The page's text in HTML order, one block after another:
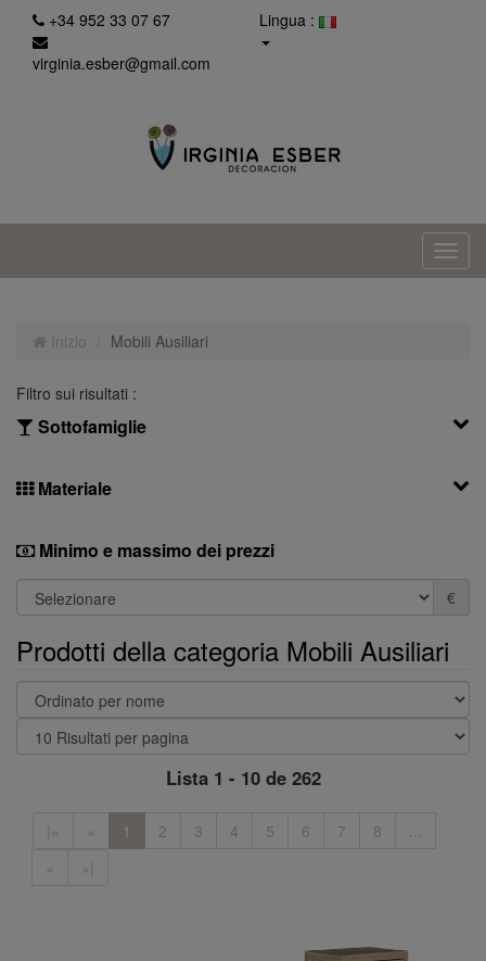
+34 952 33 07 67
virginia.esber@gmail.com
Lingua :
Inizio Mobili Ausiliari
Filtro sui risultati :
Sottofamiglie
Materiale
Minimo e massimo dei prezzi
€
Prodotti della categoria Mobili Ausiliari
Lista 1 - 10 de 262
|« « 1 2 3 4 5 6 7 8
...
»
»|